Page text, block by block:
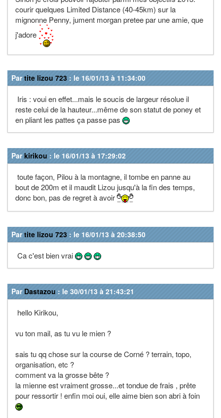
courir quelques Limited Distance (40-45km) sur la
mignonne Penny, jument morgan pretee par une amie, que
j'adore
Partite lizou 723 : le 16/01/13 à 11:34:00
Iris : voui en effet...mais le soucis de largeur résolue il
reste celui de la hauteur...même de son statut de poney et
en pliant les pattes ça passe pas
Parkirikou : le 16/01/13 à 17:29:02
toute façon, Pilou à la montagne, il tombe en panne au
bout de 200m et il maudit Lizou jusqu'à la fin des temps,
donc bon, pas de regret à avoir
Partite lizou 723 : le 16/01/13 à 20:38:50
Ca c'est bien vrai
Par Dastazou : le 30/01/13 à 21:43:21
hello Kirikou,
vu ton mail, as tu vu le mien ?
sais tu qq chose sur la course de Corné ? terrain, topo,
organisation, etc ?
comment va la grosse bête ?
la mienne est vraiment grosse...et tondue de frais , prête
pour ressortir ! enfin moi oui, elle aime bien son abri à foin